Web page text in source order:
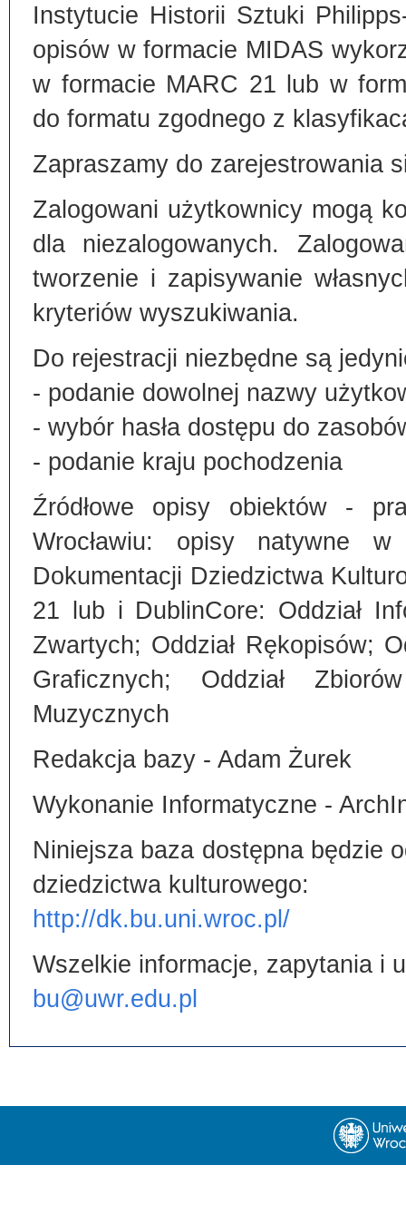
Instytucie Historii Sztuki
opisów w formacie MIDAS
w formacie MARC 21 lub w
do formatu zgodnego z
Zapraszamy do zarejestrowania
Zalogowani użytkownicy mogą
dla niezalogowanych.
tworzenie i zapisywanie
kryteriów wyszukiwania.
Do rejestracji niezbędne są
- podanie dowolnej nazwy
- wybór hasła dostępu do
- podanie kraju pochodzenia
Źródłowe opisy obiektów -
Wrocławiu: opisy natywne
Dokumentacji Dziedzictwa
21 lub i DublinCore: Oddział
Zwartych; Oddział Rękopisów;
Graficznych; Oddział
Muzycznych
Redakcja bazy - Adam Żurek
Wykonanie Informatyczne -
Niniejsza baza dostępna będzie
dziedzictwa kulturowego:
http://dk.bu.uni.wroc.pl/
Wszelkie informacje, zapytania i
bu@uwr.edu.pl